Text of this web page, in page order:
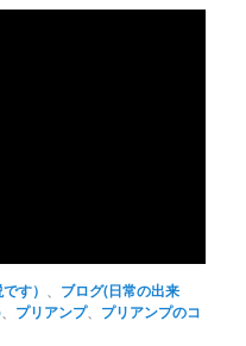
す）
ブログ(日常の出来
プリアンプ、 プリアンプのコ